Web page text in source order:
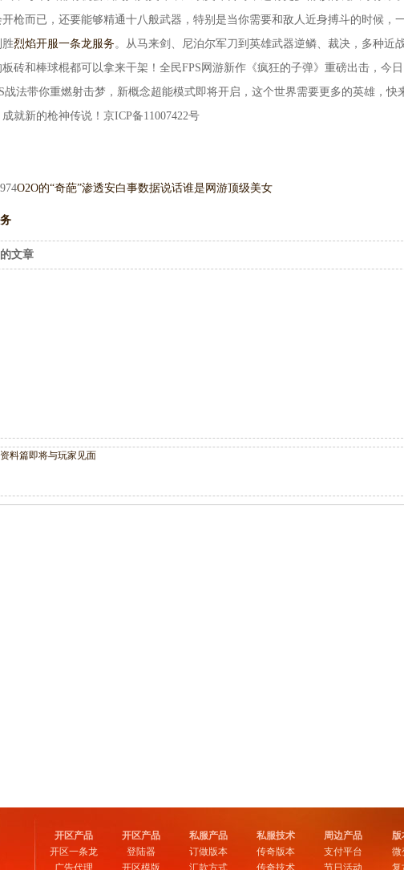
枪而已，还要能够精通十八般武器，特别是当你需要和敌人近身搏斗的时候，
胜烈焰开服一条龙服务。从马来剑、尼泊尔军刀到英雄武器逆鳞、裁决，多种近
砖和棒球棍都可以拿来干架！全民FPS网游新作《疯狂的子弹》重磅出击，今
战法带你重燃射击梦，新概念超能模式即将开启，这个世界需要更多的英雄，快
就新的枪神传说！京ICP备11007422号
O2O的“奇葩”渗透安白事数据说话谁是网游顶级美女
文章
资料篇即将与玩家见面
开区产品
开区一条龙
广告代理
开区产品
登陆器
开区模版
私服产品
订做版本
汇款方式
私服技术
传奇版本
传奇技术
周边产品
支付平台
节日活动
版
微
复